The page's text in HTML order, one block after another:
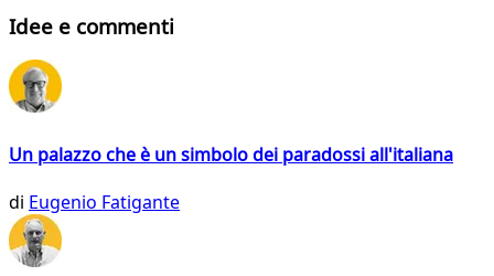
Idee e commenti
Un palazzo che è un simbolo dei paradossi all'italiana
di Eugenio Fatigante